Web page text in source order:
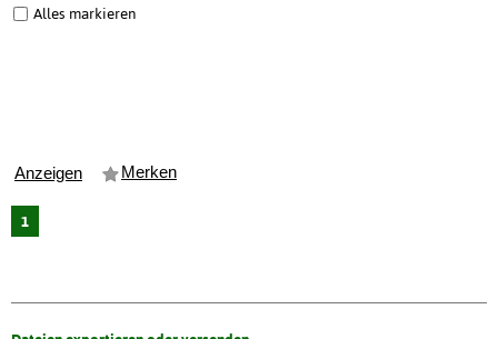
Alles markieren
Anzeigen Merken
1